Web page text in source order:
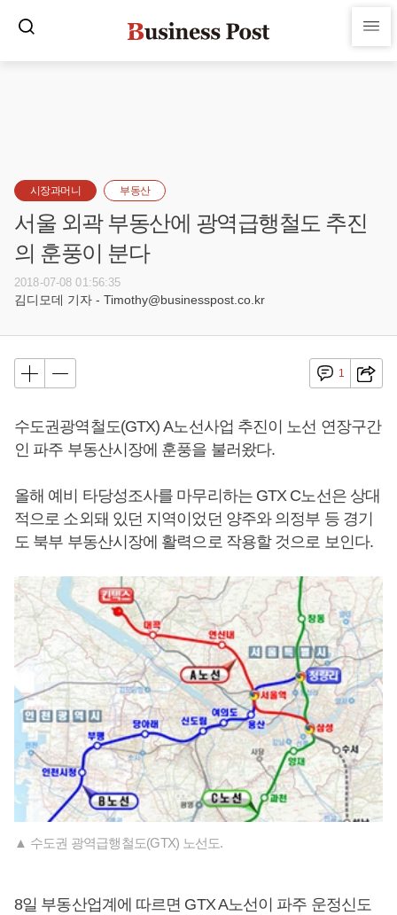
시장과머니 부동산
서울 외곽 부동산에 광역급행철도 추진
의 훈풍이 분다
2018-07-08 01:56:35
김디모데 기자 - Timothy@businesspost.co.kr
1
수도권광역철도(GTX) A노선사업 추진이 노선 연장구간
인 파주 부동산시장에 훈풍을 불러왔다.
올해 예비 타당성조사를 마무리하는 GTX C노선은 상대
적으로 소외돼 있던 지역이었던 양주와 의정부 등 경기
도 북부 부동산시장에 활력으로 작용할 것으로 보인다.
▲ 수도권 광역급행철도(GTX) 노선도.
8일 부동산업계에 따르면 GTX A노선이 파주 운정신도